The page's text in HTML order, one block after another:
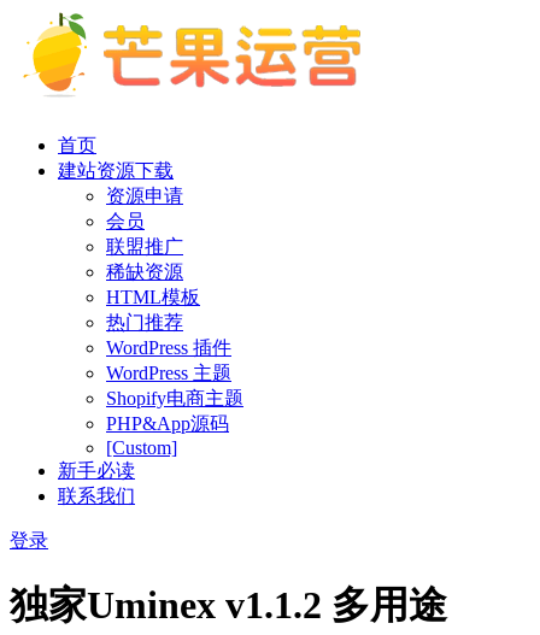
首页
建站资源下载
资源申请
会员
联盟推广
稀缺资源
HTML模板
热门推荐
WordPress 插件
WordPress 主题
Shopify电商主题
PHP&App源码
[Custom]
新手必读
联系我们
登录
独家Uminex v1.1.2 多用途